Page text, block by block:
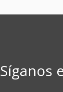
Síganos